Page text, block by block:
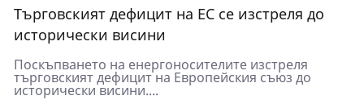
Търговският дефицит на ЕС се изстреля до
исторически висини
Поскъпването на енергоносителите изстреля
търговският дефицит на Европейския съюз до
исторически висини....